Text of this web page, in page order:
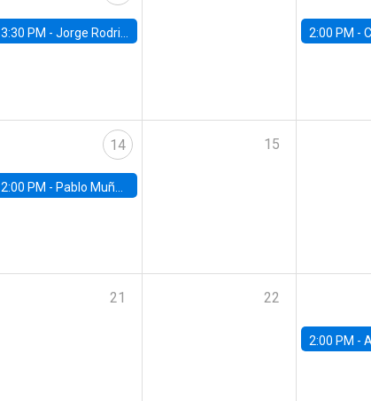
3:30 PM -Jorge Rodriguez, Universidad de Los Andes 2:00 PM -
14
2:00 PM - Pablo Muñoz, Universidad de Chile
15
21 22
2:00 PM -